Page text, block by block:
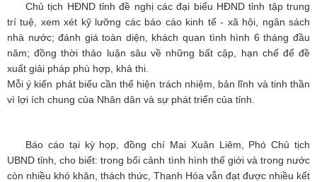
Chủ tịch HĐND tỉnh đề nghị các đại biểu HĐND tỉnh tập trung
trí tuệ, xem xét kỹ lưỡng các báo cáo kinh tế - xã hội, ngân sách
nhà nước; đánh giá toàn diện, khách quan tình hình 6 tháng đầu
năm; đồng thời thảo luận sâu về những bất cập, hạn chế để đề
xuất giải pháp phù hợp, khả thi.
Mỗi ý kiến phát biểu cần thể hiện trách nhiệm, bản lĩnh và tinh thần
vì lợi ích chung của Nhân dân và sự phát triển của tỉnh.
Báo cáo tại kỳ họp, đồng chí Mai Xuân Liêm, Phó Chủ tịch
UBND tỉnh, cho biết: trong bối cảnh tình hình thế giới và trong nước
còn nhiều khó khăn, thách thức, Thanh Hóa vẫn đạt được nhiều kết